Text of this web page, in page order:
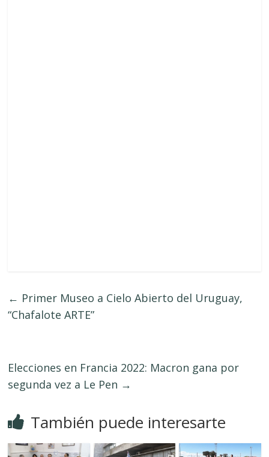
← Primer Museo a Cielo Abierto del Uruguay,
“Chafalote ARTE”
Elecciones en Francia 2022: Macron gana por
segunda vez a Le Pen →
También puede interesarte